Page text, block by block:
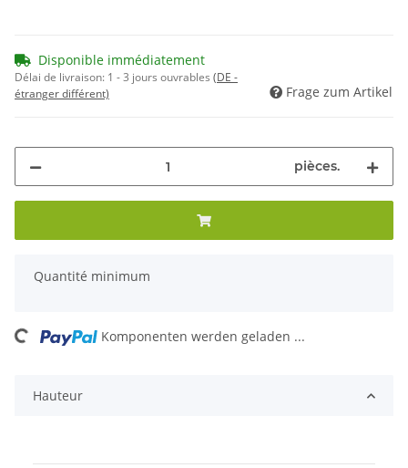
Disponible immédiatement
Délai de livraison: 1 - 3 jours ouvrables (DE -
étranger différent)
Frage zum Artikel
pièces.
x
Quantité minimum
Komponenten werden geladen ...
Hauteur